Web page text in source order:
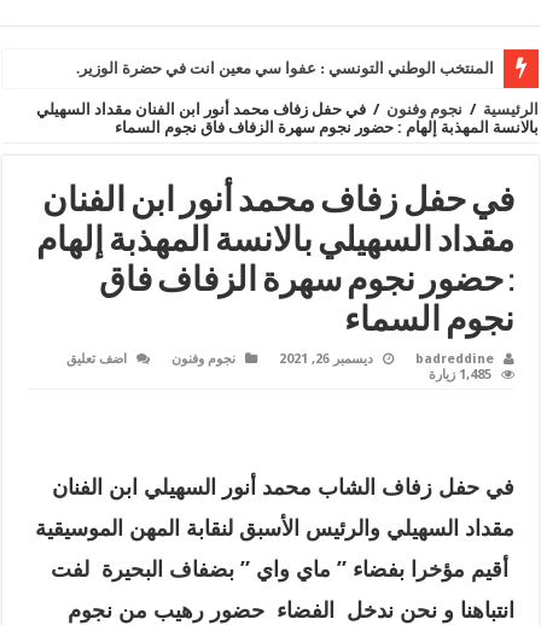
المنتخب الوطني التونسي : عفوا سي معين انت في حضرة الوزير.
الرئيسية / نجوم وفنون / في حفل زفاف محمد أنور ابن الفنان مقداد السهيلي
بالانسة المهذبة إلهام : حضور نجوم سهرة الزفاف فاق نجوم السماء
في حفل زفاف محمد أنور ابن الفنان
مقداد السهيلي بالانسة المهذبة إلهام
: حضور نجوم سهرة الزفاف فاق
نجوم السماء
badreddine ديسمبر 26, 2021 نجوم وفنون
اضف تعليق
1,485 زيارة
في حفل زفاف الشاب محمد أنور السهيلي ابن الفنان
مقداد السهيلي والرئيس الأسبق لنقابة المهن الموسيقية
أقيم مؤخرا بفضاء” ماي واي ” بضفاف البحيرة لفت
انتباهنا و نحن ندخل الفضاء حضور رهيب من نجوم